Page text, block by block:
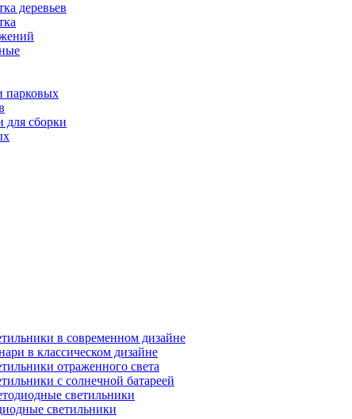
деревьев
парковых
для сборки
в современном дизайне
в классическом дизайне
отраженного света
с солнечной батареей
светильники
светильники